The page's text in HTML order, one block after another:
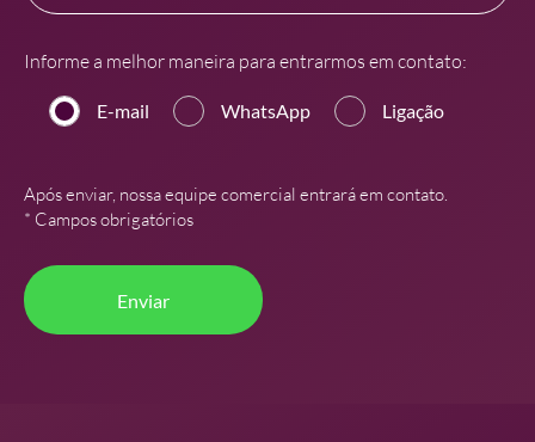
Informe a melhor maneira para entrarmos em contato:
E-mail WhatsApp Ligação
Após enviar, nossa equipe comercial entrará em contato.
* Campos obrigatórios